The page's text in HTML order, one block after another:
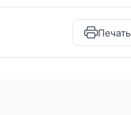
Печать